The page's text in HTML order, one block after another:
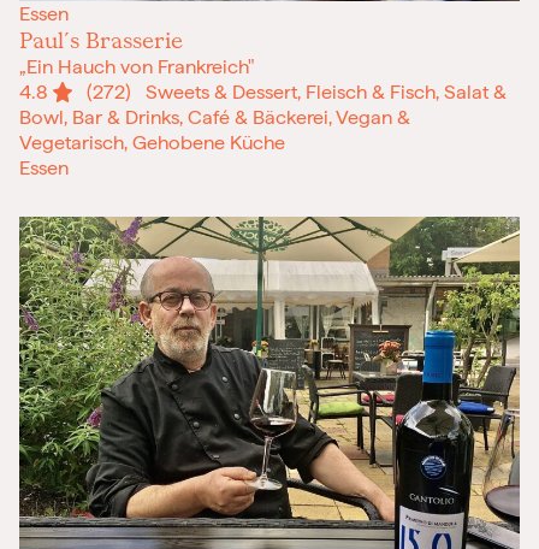
Essen
Paul´s Brasserie
„Ein Hauch von Frankreich"
4.8
(272) Sweets & Dessert, Fleisch & Fisch, Salat &
Bowl, Bar & Drinks, Café & Bäckerei, Vegan &
Vegetarisch, Gehobene Küche
Essen